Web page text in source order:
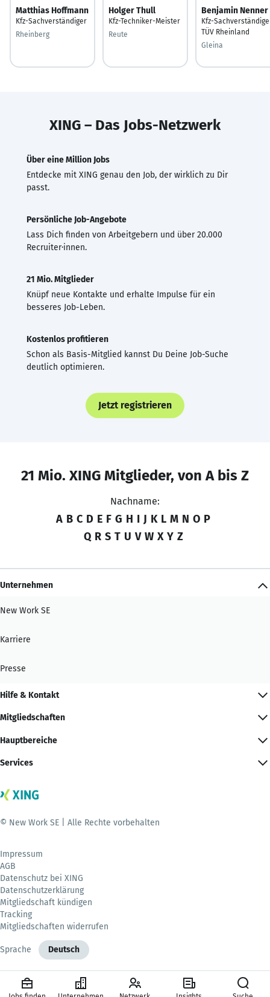
Matthias Hoffmann
Kfz-Sachverständiger
Rheinberg
Holger Thull
Kfz-Techniker-Meister
Reute
Benjamin Nenner
Kfz-
TÜV Rheinland
Gleina
XING – Das Jobs-Netzwerk
Über eine Million Jobs
Entdecke mit XING genau den Job, der wirklich zu Dir
passt.
Persönliche Job-Angebote
Lass Dich finden von Arbeitgebern und über 20.000
Recruiter·innen.
21 Mio. Mitglieder
Knüpf neue Kontakte und erhalte Impulse für ein
besseres Job-Leben.
Kostenlos profitieren
Schon als Basis-Mitglied kannst Du Deine Job-Suche
deutlich optimieren.
Jetzt registrieren
21 Mio. XING Mitglieder, von A bis Z
Nachname:
A B C D E F G H I J K L M N O P
Q R S T U V W X Y Z
Unternehmen
New Work SE
Karriere
Presse
Hilfe & Kontakt
Mitgliedschaften
Hauptbereiche
Services
© New Work SE | Alle Rechte vorbehalten
Impressum
AGB
Datenschutz bei XING
Datenschutzerklärung
Mitgliedschaft kündigen
Tracking
Mitgliedschaften widerrufen
Sprache Deutsch